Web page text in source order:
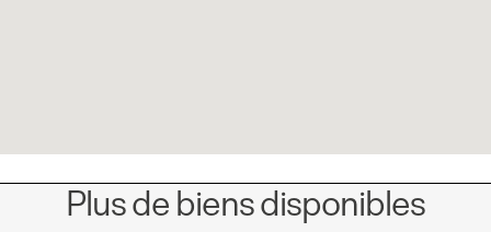
Plus de biens disponibles